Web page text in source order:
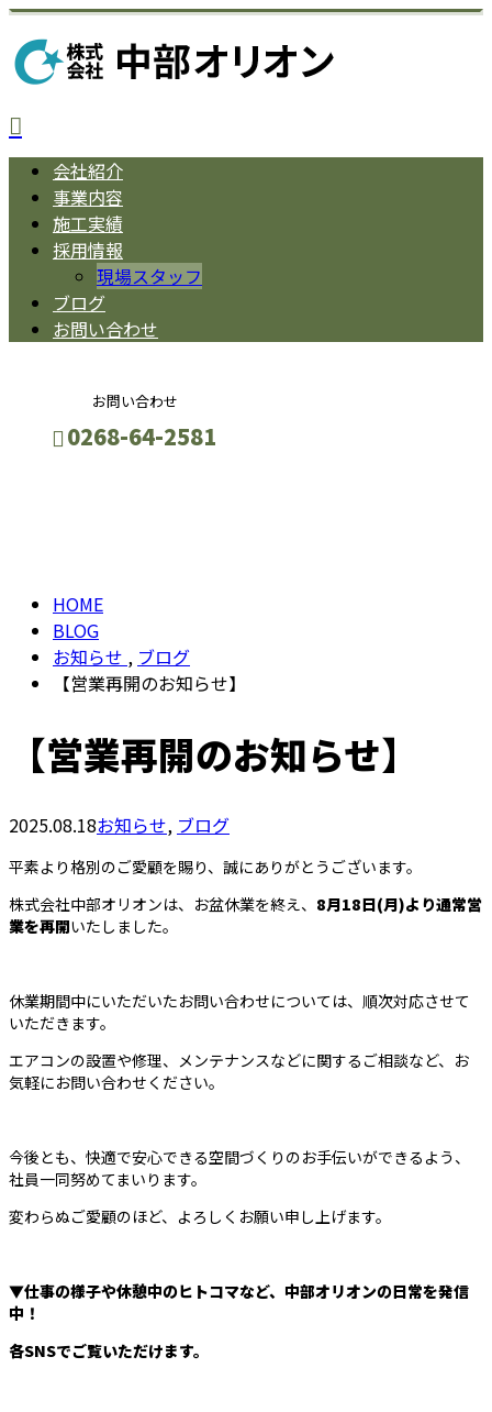
会社紹介
事業内容
施工実績
採用情報
現場スタッフ
ブログ
お問い合わせ
お問い合わせ
0268-64-2581
HOME
BLOG
お知らせ , ブログ
【営業再開のお知らせ】
【営業再開のお知らせ】
2025.08.18お知らせ, ブログ
平素より格別のご愛顧を賜り、誠にありがとうございます。
株式会社中部オリオンは、お盆休業を終え、 8月18日(月)より通常営
業を再開いたしました。
休業期間中にいただいたお問い合わせについては、順次対応させて
いただきます。
エアコンの設置や修理、メンテナンスなどに関するご相談など、お
気軽にお問い合わせください。
今後とも、快適で安心できる空間づくりのお手伝いができるよう、
社員一同努めてまいります。
変わらぬご愛顧のほど、よろしくお願い申し上げます。
▼仕事の様子や休憩中のヒトコマなど、中部オリオンの日常を発信
中！
各SNSでご覧いただけます。